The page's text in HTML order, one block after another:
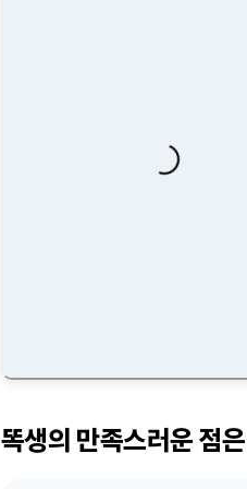
똑생의 만족스러운 점